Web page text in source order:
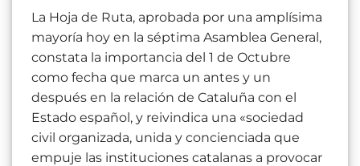
La Hoja de Ruta, aprobada por una amplísima
mayoría hoy en la séptima Asamblea General,
constata la importancia del 1 de Octubre
como fecha que marca un antes y un
después en la relación de Cataluña con el
Estado español, y reivindica una «sociedad
civil organizada, unida y concienciada que
empuje las instituciones catalanas a provocar